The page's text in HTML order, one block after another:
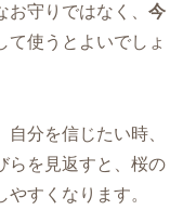
守りではなく、 今
て使うとよいでしょ
分を信じたい時、
らを見返すと、桜の
すくなります。